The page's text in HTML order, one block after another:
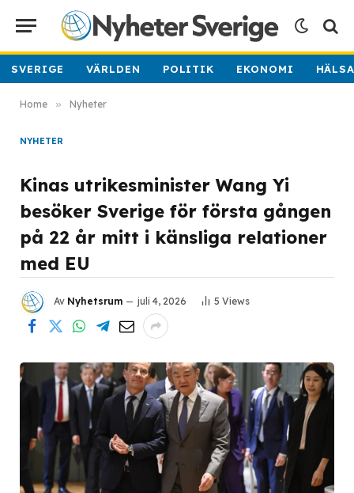
SVERIGE VÄRLDEN POLITIK EKONOMI
Home » Nyheter
NYHETER
Kinas utrikesminister Wang Yi
besöker Sverige för första gången
på 22 år mitt i känsliga relationer
med EU
Av Nyhetsrum juli 4, 2026 5 Views